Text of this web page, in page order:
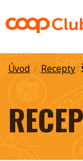
Úvod / Recepty/